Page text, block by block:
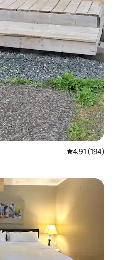
평점 4.91점(5
4.91 (194)